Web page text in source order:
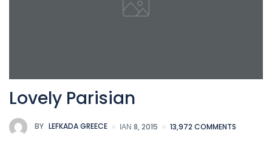
Lovely Parisian
BY LEFKADA GREECE ΙΑΝ 8, 2015 13,972 COMMENTS